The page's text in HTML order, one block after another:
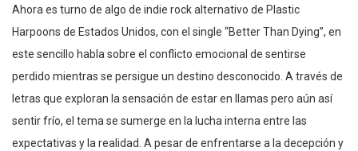
Ahora es turno de algo de indie rock alternativo de Plastic
Harpoons de Estados Unidos, con el single “Better Than Dying”, en
este sencillo habla sobre el conflicto emocional de sentirse
perdido mientras se persigue un destino desconocido. A través de
letras que exploran la sensación de estar en llamas pero aún así
sentir frío, el tema se sumerge en la lucha interna entre las
expectativas y la realidad. A pesar de enfrentarse a la decepción y